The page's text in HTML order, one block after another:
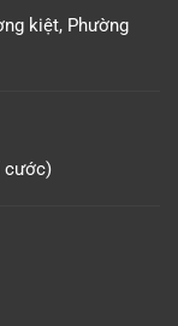
kiệt, Phường
cước)